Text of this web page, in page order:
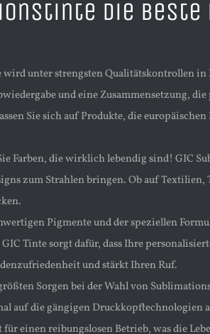
die
wird unter strengsten Qualitätskontrollen
und eine Zusammensetzung,
Sie sich auf Produkte, die
Farben, die wirklich lebendig sind! GIC
zum Strahlen bringen. Ob auf
Pigmente und der speziellen
Tinte sorgt dafür, dass Ihre
und stärkt Ihren Ruf.
Sorgen bei der Wahl von
auf die gängigen
einen reibungslosen Betrieb, was die